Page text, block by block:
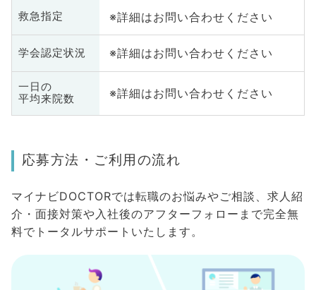
救急指定 ※詳細はお問い合わせください
学会認定状況 ※詳細はお問い合わせください
一日の
平均来院数
※詳細はお問い合わせください
応募方法・ご利用の流れ
マイナビDOCTORでは転職のお悩みやご相談、求人紹
介・面接対策や入社後のアフターフォローまで完全無
料でトータルサポートいたします。